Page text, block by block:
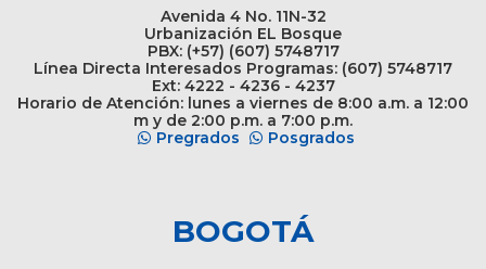
Avenida 4 No. 11N-32
Urbanización EL Bosque
PBX: (+57) (607) 5748717
Línea Directa Interesados Programas: (607) 5748717
Ext: 4222 - 4236 - 4237
Horario de Atención: lunes a viernes de 8:00 a.m. a 12:00
m y de 2:00 p.m. a 7:00 p.m.
Pregrados
Posgrados
BOGOTÁ